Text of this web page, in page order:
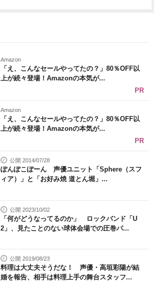
Amazon
「え、こんなセールやってたの？」80％OFF以
上が続々登場！Amazonの本気が...
PR
Amazon
「え、こんなセールやってたの？」80％OFF以
上が続々登場！Amazonの本気が...
PR
公開 2014/07/28
ぽんぽこぽーん 声優ユニット「Sphere（スフ
ィア）」と「お好み焼 道とん堀」...
公開 2023/10/02
「何がどうなってるのか」 ロックバンド「U
2」、見たことのない球体会場での圧巻パ...
公開 2019/08/23
料理は大丈夫そうだな！ 声優・高垣彩陽が結
婚を報告、相手は料理上手の舞台スタッフ...